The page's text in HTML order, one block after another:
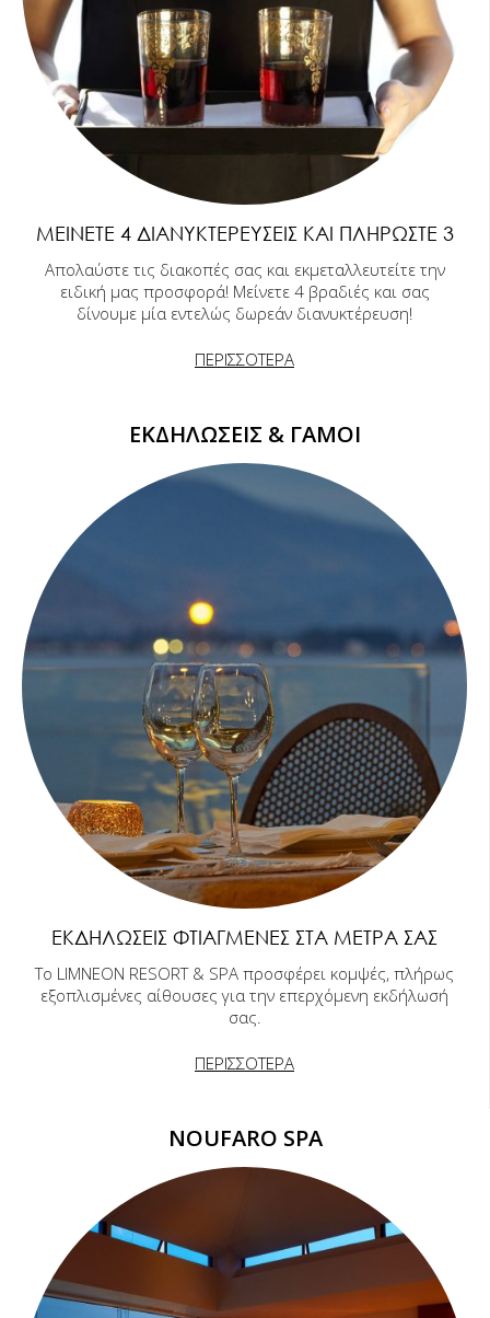
ΜΕΊΝΕΤΕ 4 ΔΙΑΝΥΚΤΕΡΕΎΣΕΙΣ ΚΑΙ ΠΛΗΡΏΣΤΕ 3
Απολαύστε τις διακοπές σας και εκμεταλλευτείτε την
ειδική μας προσφορά! Μείνετε 4 βραδιές και σας
δίνουμε μία εντελώς δωρεάν διανυκτέρευση!
ΠΕΡΙΣΣΟΤΕΡΑ
ΕΚΔΗΛΩΣΕΙΣ & ΓΑΜΟΙ
ΕΚΔΗΛΏΣΕΙΣ ΦΤΙΑΓΜΈΝΕΣ ΣΤΑ ΜΈΤΡΑ ΣΑΣ
Το LIMNEON RESORT & SPA προσφέρει κομψές, πλήρως
εξοπλισμένες αίθουσες για την επερχόμενη εκδήλωσή
σας.
ΠΕΡΙΣΣΟΤΕΡΑ
NOUFARO SPA